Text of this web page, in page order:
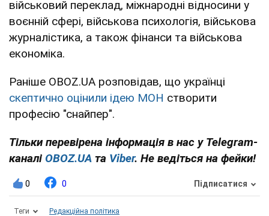
військовий переклад, міжнародні відносини у
воєнній сфері, військова психологія, військова
журналістика, а також фінанси та військова
економіка.
Раніше OBOZ.UA розповідав, що українці
скептично оцінили ідею МОН створити
професію "снайпер".
Тільки перевірена інформація в нас у Telegram-
каналі OBOZ.UA та Viber. Не ведіться на фейки!
0 0 Підписатися
Теги Редакційна політика